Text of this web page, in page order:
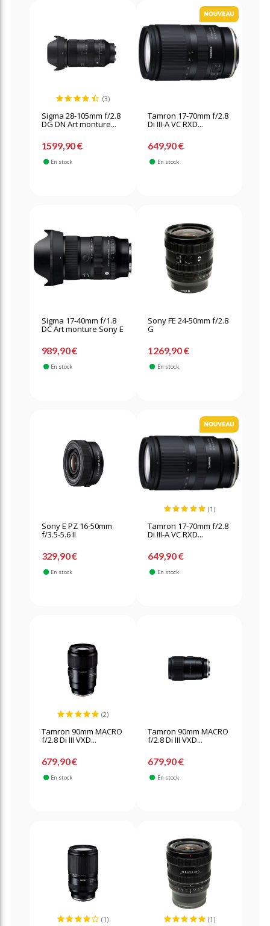
(3)
Sigma 28-105mm f/2.8
DG DN Art monture...
1599,90 €
En stock
Tamron 17-70mm f/2.8
Di III-A VC RXD...
649,90 €
En stock
Sigma 17-40mm f/1.8
DC Art monture Sony E
989,90 €
En stock
Sony FE 24-50mm f/2.8
G
1269,90 €
En stock
Sony E PZ 16-50mm
f/3.5-5.6 II
329,90 €
En stock
(1)
Tamron 17-70mm f/2.8
Di III-A VC RXD...
649,90 €
En stock
(2)
Tamron 90mm MACRO
f/2.8 Di III VXD...
679,90 €
En stock
Tamron 90mm MACRO
f/2.8 Di III VXD...
679,90 €
En stock
(1) (1)